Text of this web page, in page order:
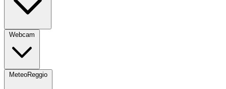
Webcam
MeteoReggio